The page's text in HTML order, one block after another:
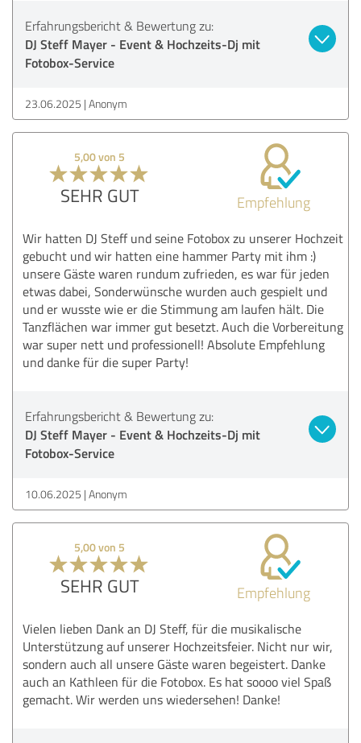
Erfahrungsbericht & Bewertung zu:
DJ Steff Mayer - Event & Hochzeits-Dj mit
Fotobox-Service
23.06.2025 Anonym
5,00 von 5
SEHR GUT Empfehlung
Wir hatten DJ Steff und seine Fotobox zu unserer Hochzeit
gebucht und wir hatten eine hammer Party mit ihm :)
unsere Gäste waren rundum zufrieden, es war für jeden
etwas dabei, Sonderwünsche wurden auch gespielt und
und er wusste wie er die Stimmung am laufen hält. Die
Tanzflächen war immer gut besetzt. Auch die Vorbereitung
war super nett und professionell! Absolute Empfehlung
und danke für die super Party!
Erfahrungsbericht & Bewertung zu:
DJ Steff Mayer - Event & Hochzeits-Dj mit
Fotobox-Service
10.06.2025 Anonym
5,00 von 5
SEHR GUT Empfehlung
Vielen lieben Dank an DJ Steff, für die musikalische
Unterstützung auf unserer Hochzeitsfeier. Nicht nur wir,
sondern auch all unsere Gäste waren begeistert. Danke
auch an Kathleen für die Fotobox. Es hat soooo viel Spaß
gemacht. Wir werden uns wiedersehen! Danke!